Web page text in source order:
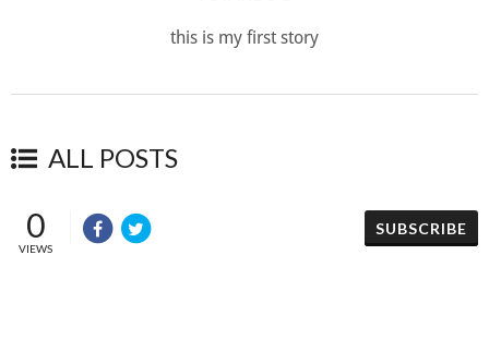
this is my first story
ALL POSTS
0
VIEWS
SUBSCRIBE